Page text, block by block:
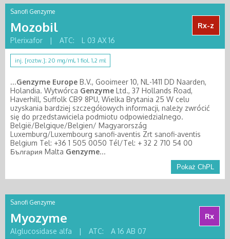
Sanofi Genzyme
Mozobil
Rx-z
Plerixafor
| ATC: L 03 AX 16
inj. [roztw.]; 20 mg/ml, 1 fiol. 1,2 ml
...Genzyme Europe B.V., Gooimeer 10, NL-1411 DD Naarden,
Holandia. Wytwórca Genzyme Ltd., 37 Hollands Road,
Haverhill, Suffolk CB9 8PU, Wielka Brytania 25 W celu
uzyskania bardziej szczegółowych informacji, należy zwrócić
się do przedstawiciela podmiotu odpowiedzialnego.
België/Belgique/Belgien/ Magyarország
Luxemburg/Luxembourg sanofi-aventis Zrt sanofi-aventis
Belgium Tel: +36 1 505 0050 Tél/Tel: + 32 2 710 54 00
България Malta Genzyme...
Pokaż ChPL
Sanofi Genzyme
Myozyme
Rx
Alglucosidase alfa
| ATC: A 16 AB 07